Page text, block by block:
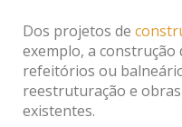
Dos projetos de
exemplo, a construção
refeitórios ou
reestruturação e
existentes.